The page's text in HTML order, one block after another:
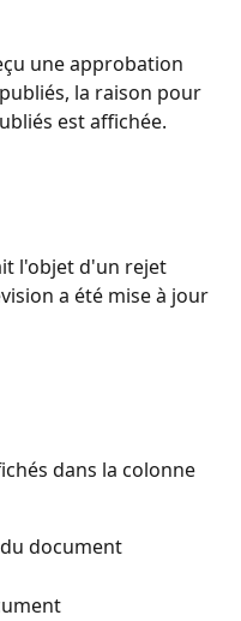
une approbation
la raison pour
est affichée.
l'objet d'un rejet
a été mise à jour
dans la colonne
document